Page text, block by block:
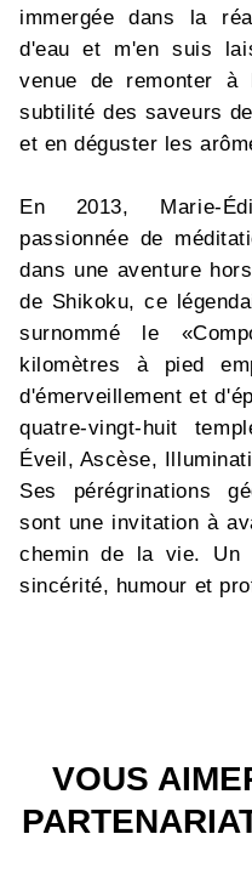
immergée dans la
d'eau et m'en suis
venue de remonter
subtilité des saveurs
et en déguster les
En 2013, Marie-
passionnée de
dans une aventure
de Shikoku, ce
surnommé le
kilomètres à pied
d'émerveillement et
quatre-vingt-huit
Éveil, Ascèse,
Ses pérégrinations
sont une invitation à
chemin de la vie. Un
sincérité, humour et
VOUS